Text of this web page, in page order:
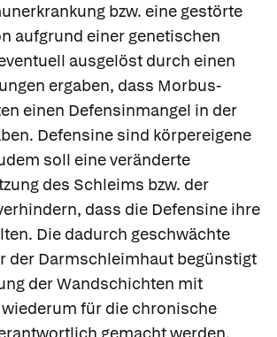
bzw. eine gestörte
aufgrund einer genetischen
ausgelöst durch einen
ergaben, dass Morbus-
einen Defensinmangel in der
Defensine sind körpereigene
soll eine veränderte
des Schleims bzw. der
dass die Defensine ihre
Die dadurch geschwächte
der Darmschleimhaut begünstigt
der Wandschichten mit
wiederum für die chronische